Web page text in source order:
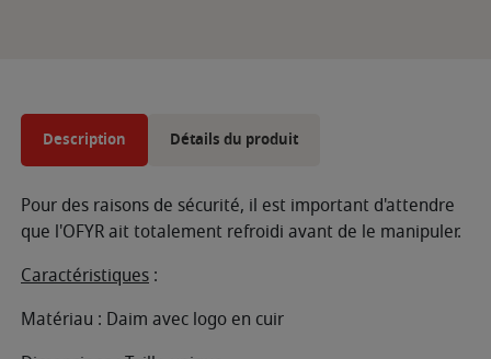
Description Détails du produit
Pour des raisons de sécurité, il est important d'attendre
que l'OFYR ait totalement refroidi avant de le manipuler.
Caractéristiques :
Matériau : Daim avec logo en cuir